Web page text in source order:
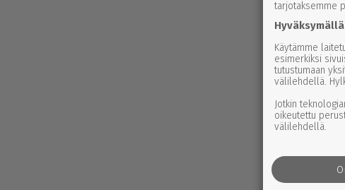
tarjotaksemme
Käytämme
esimerkiksi
tutustumaan
välilehdellä.
Jotkin
oikeutettu
välilehdellä.